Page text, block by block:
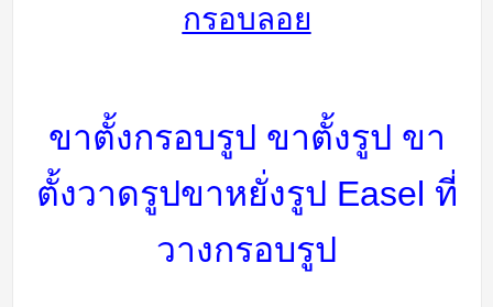
กรอบลอย
ขาตั้งกรอบรูป ขาตั้งรูป ขา
ตั้งวาดรูปขาหยั่งรูป Easel ที่
วางกรอบรูป